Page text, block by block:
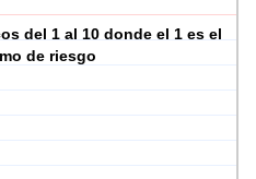
del 1 al 10 donde el 1 es el
de riesgo